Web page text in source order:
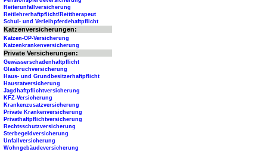
Reiterunfallversicherung
Reitlehrerhaftpflicht/Reittherapeut
Schul- und Verleihpferdehaftpflicht
Katzenversicherungen:
Katzen-OP-Versicherung
Katzenkrankenversicherung
Private Versicherungen:
Gewässerschadenhaftpflicht
Glasbruchversicherung
Haus- und Grundbesitzerhaftpflicht
Hausratversicherung
Jagdhaftpflichtversicherung
KFZ-Versicherung
Krankenzusatzversicherung
Private Krankenversicherung
Privathaftpflichtversicherung
Rechtsschutzversicherung
Sterbegeldversicherung
Unfallversicherung
Wohngebäudeversicherung